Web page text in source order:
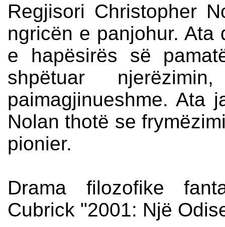
Regjisori Christopher
ngricën e panjohur.
e hapësirës së
shpëtuar
paimagjinueshme. Ata
Nolan thotë se
pionier.
Drama filozofike
Cubrick "2001: Një